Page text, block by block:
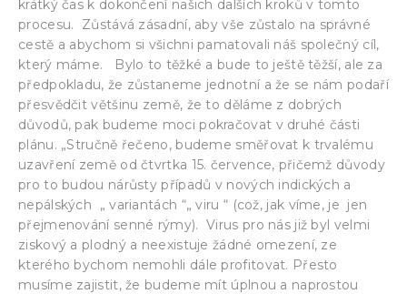
krátký čas k dokončení našich dalších kroků v tomto
procesu. Zůstává zásadní, aby vše zůstalo na správné
cestě a abychom si všichni pamatovali náš společný cíl,
který máme. Bylo to těžké a bude to ještě těžší, ale za
předpokladu, že zůstaneme jednotní a že se nám podaří
přesvědčit většinu země, že to děláme z dobrých
důvodů, pak budeme moci pokračovat v druhé části
plánu. „Stručně řečeno, budeme směřovat k trvalému
uzavření země od čtvrtka 15. července, přičemž důvody
pro to budou nárůsty případů v nových indických a
nepálských „ variantách “„ viru “ (což, jak víme, je jen
přejmenování senné rýmy). Virus pro nás již byl velmi
ziskový a plodný a neexistuje žádné omezení, ze
kterého bychom nemohli dále profitovat. Přesto
musíme zajistit, že budeme mít úplnou a naprostou